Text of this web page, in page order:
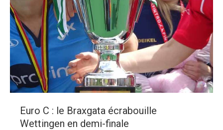
Euro C : le Braxgata écrabouille
Wettingen en demi-finale